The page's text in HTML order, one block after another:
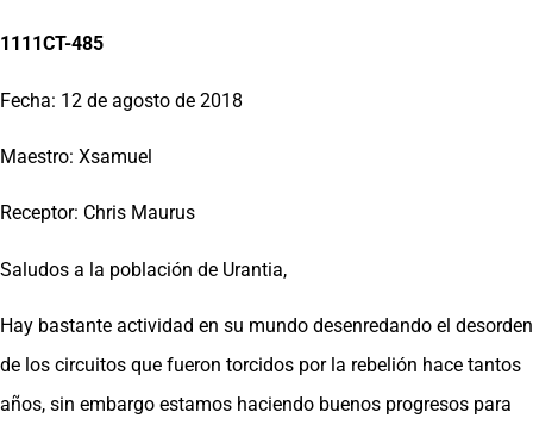
1111CT-485
Fecha: 12 de agosto de 2018
Maestro: Xsamuel
Receptor: Chris Maurus
Saludos a la población de Urantia,
Hay bastante actividad en su mundo desenredando el desorden
de los circuitos que fueron torcidos por la rebelión hace tantos
años, sin embargo estamos haciendo buenos progresos para